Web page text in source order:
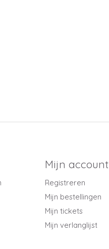
Mijn account
Registreren
Mijn bestellingen
Mijn tickets
Mijn verlanglijst